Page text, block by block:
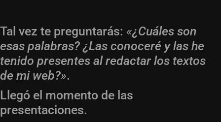
Tal vez te preguntarás: «¿Cuáles son
esas palabras? ¿Las conoceré y las he
tenido presentes al redactar los textos
de mi web?».
Llegó el momento de las
presentaciones.